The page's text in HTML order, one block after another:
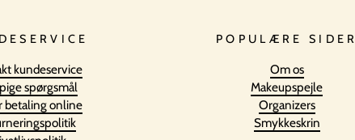
kundeservice
spørgsmål
betaling online
POPULÆRE SIDER
Om os
Makeupspejle
Organizers
Smykkeskrin